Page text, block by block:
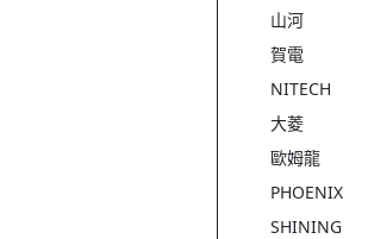
山河
賀電
NITECH
大菱
歐姆龍
PHOENIX
SHINING